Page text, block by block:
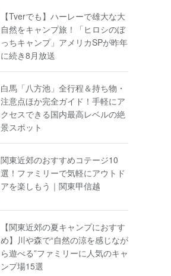
【Tverでも】ハーレーで雄大な大
自然をキャンプ旅！「ヒロシのぼ
っちキャンプ」アメリカSPが昨年
に続き8月放送
白馬「八方池」全行程＆持ち物・
注意点ほか完全ガイド！手軽にア
クセスできる国内最高レベルの絶
景スポット
関東近郊のおすすめコテージ10
選！ファミリーで気軽にアウトド
アを楽しもう｜関東甲信越
【関東近郊の夏キャンプにおすす
め】川や森で“自然の涼を感じなが
ら遊べる”ファミリーに人気のキャ
ンプ場15選